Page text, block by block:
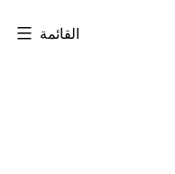
القائمة